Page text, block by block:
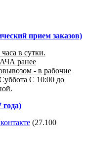
прием заказов)
в сутки.
ранее
- в рабочие
С 10:00 до
года)
(27.100